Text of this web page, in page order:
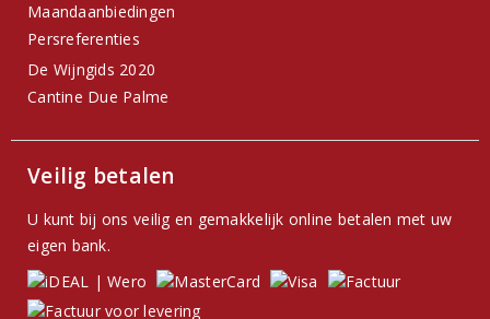
Maandaanbiedingen
Persreferenties
De Wijngids 2020
Cantine Due Palme
Veilig betalen
U kunt bij ons veilig en gemakkelijk online betalen met uw
eigen bank.